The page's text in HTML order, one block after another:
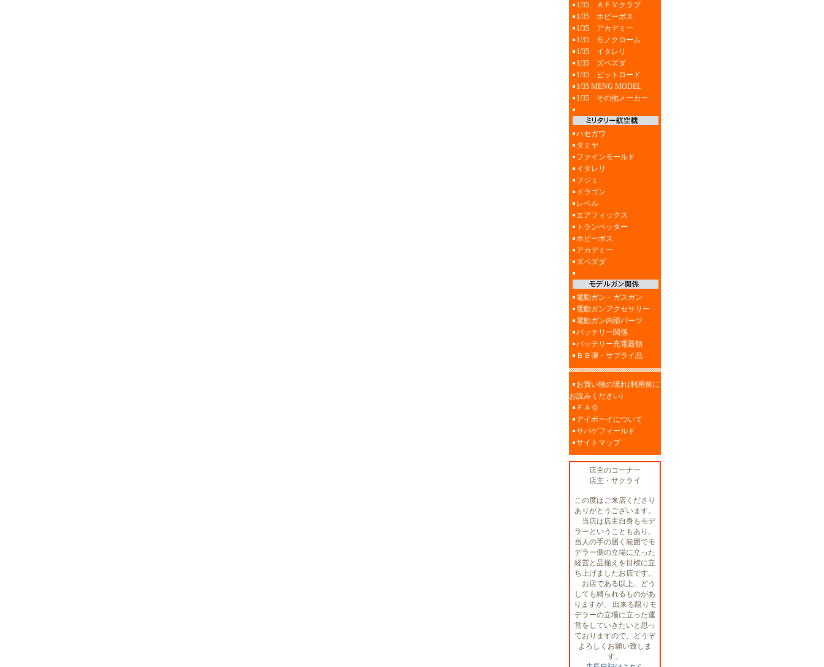
1/35 ＡＦＶクラブ
1/35 ホビーボス
1/35 アカデミー
1/35 モノクローム
1/35 イタレリ
1/35 ズベズダ
1/35 ピットロード
1/35 MENG MODEL
1/35 その他メーカー
ハセガワ
タミヤ
ファインモールド
イタレリ
フジミ
ドラゴン
レベル
エアフィックス
トランペッター
ホビーボス
アカデミー
ズベズダ
電動ガン・ガスガン
電動ガンアクセサリー
電動ガン内部パーツ
バッテリー関係
バッテリー充電器類
ＢＢ弾・サブライ品
お買い物の流れ(利用前に
お読みください)
ＦＡＱ
アイボーイについて
サバゲフィールド
サイトマップ
店主のコーナー
店主・サクライ
この度はご来店くださり
ありがとうございます。
当店は店主自身もモデ
ラーということもあり、
当人の手の届く範囲でモ
デラー側の立場に立った
経営と品揃えを目標に立
ち上げましたお店です。
お店である以上、どう
しても縛られるものがあ
りますが、 出来る限りモ
デラーの立場に立った運
営をしていきたいと思っ
ておりますので、どうぞ
よろしくお願い致しま
す。